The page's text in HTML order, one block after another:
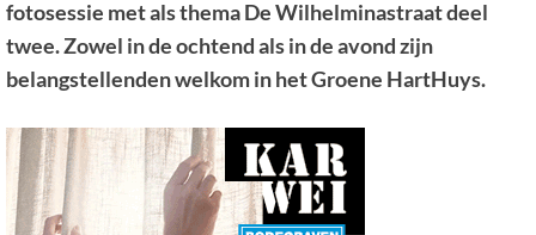
fotosessie met als thema De Wilhelminastraat deel
twee. Zowel in de ochtend als in de avond zijn
belangstellenden welkom in het Groene HartHuys.